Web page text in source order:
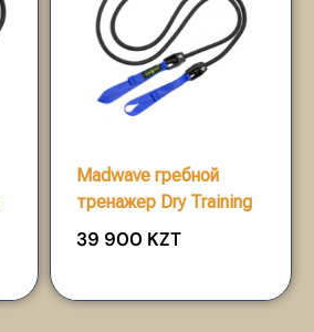
Madwave гребной
тренажер Dry Training
39 900 KZT